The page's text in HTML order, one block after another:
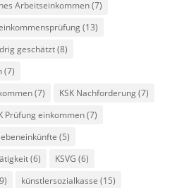
Arbeitseinkommen(7)
(13)
geschätzt(8)
(7)
(7) KSK Nachforderung(7)
Prüfung einkommen(7)
(5)
(6) KSVG (6)
künstlersozialkasse (15)